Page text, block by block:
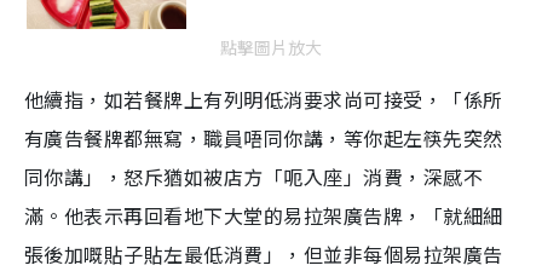
點擊圖片放大
他續指，如若餐牌上有列明低消要求尚可接受，「係所
有廣告餐牌都無寫，職員唔同你講，等你起左筷先突然
同你講」，怒斥猶如被店方「呃入座」消費，深感不
滿。他表示再回看地下大堂的易拉架廣告牌，「就細細
張後加嘅貼子貼左最低消費」，但並非每個易拉架廣告